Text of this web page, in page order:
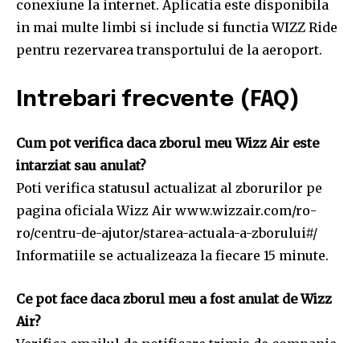
conexiune la internet. Aplicatia este disponibila
in mai multe limbi si include si functia WIZZ Ride
pentru rezervarea transportului de la aeroport.
Intrebari frecvente (FAQ)
Cum pot verifica daca zborul meu Wizz Air este
intarziat sau anulat?
Poti verifica statusul actualizat al zborurilor pe
pagina oficiala Wizz Air www.wizzair.com/ro-
ro/centru-de-ajutor/starea-actuala-a-zborului#/
Informatiile se actualizeaza la fiecare 15 minute.
Ce pot face daca zborul meu a fost anulat de Wizz
Air?